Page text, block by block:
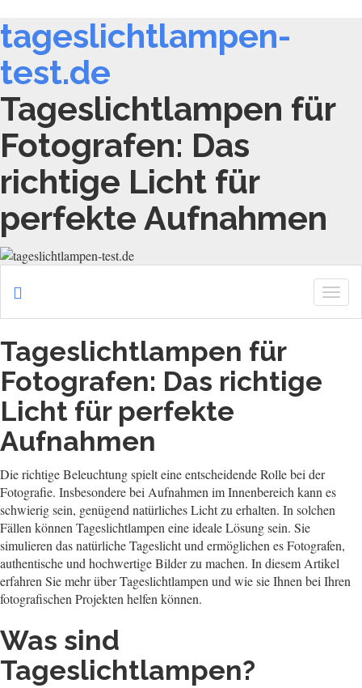
tageslichtlampen-
test.de
Tageslichtlampen für
Fotografen: Das
richtige Licht für
perfekte Aufnahmen
Tageslichtlampen für
Fotografen: Das richtige
Licht für perfekte
Aufnahmen
Die richtige Beleuchtung spielt eine entscheidende Rolle bei der
Fotografie. Insbesondere bei Aufnahmen im Innenbereich kann es
schwierig sein, genügend natürliches Licht zu erhalten. In solchen
Fällen können Tageslichtlampen eine ideale Lösung sein. Sie
simulieren das natürliche Tageslicht und ermöglichen es Fotografen,
authentische und hochwertige Bilder zu machen. In diesem Artikel
erfahren Sie mehr über Tageslichtlampen und wie sie Ihnen bei Ihren
fotografischen Projekten helfen können.
Was sind
Tageslichtlampen?